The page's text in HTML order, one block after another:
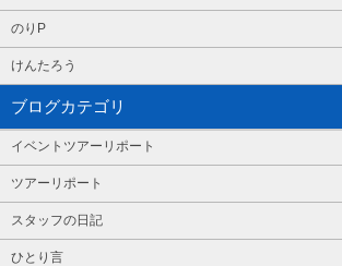
のりP
けんたろう
ブログカテゴリ
イベントツアーリポート
ツアーリポート
スタッフの日記
ひとり言